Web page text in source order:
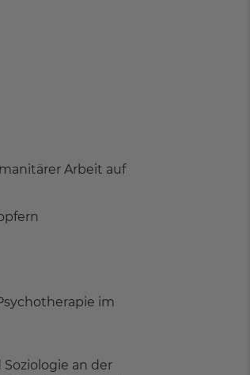
Arbeit auf
im
an der